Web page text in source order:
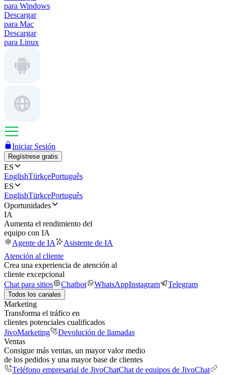
para Windows
Descargar
para Mac
Descargar
para Linux
Iniciar Sesión
Regístrese gratis
ES
EnglishTürkçePortuguês
ES
EnglishTürkçePortuguês
Oportunidades
IA
Aumenta el rendimiento del
equipo con IA
Agente de IA
Asistente de IA
Atención al cliente
Crea una experiencia de atención al
cliente excepcional
Chat para sitios
Chatbot WhatsAppInstagram Telegram
Todos los canales
Marketing
Transforma el tráfico en
clientes potenciales cualificados
JivoMarketing
Devolución de llamadas
Ventas
Consigue más ventas, un mayor valor medio
de los pedidos y una mayor base de clientes
Teléfono empresarial de JivoChatChat de equipos de JivoChat